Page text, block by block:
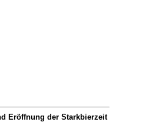
Eröffnung der Starkbierzeit